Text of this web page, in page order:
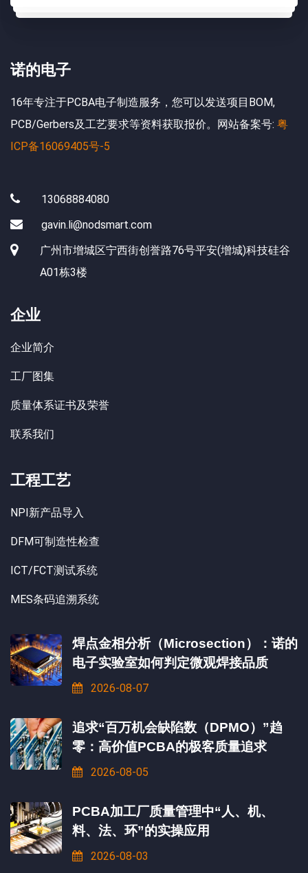
诺的电子
16年专注于PCBA电子制造服务，您可以发送项目BOM,
PCB/Gerbers及工艺要求等资料获取报价。网站备案号: 粤
ICP备16069405号-5
13068884080
gavin.li@nodsmart.com
广州市增城区宁西街创誉路76号平安(增城)科技硅谷
A01栋3楼
企业
企业简介
工厂图集
质量体系证书及荣誉
联系我们
工程工艺
NPI新产品导入
DFM可制造性检查
ICT/FCT测试系统
MES条码追溯系统
焊点金相分析（Microsection）：诺的
电子实验室如何判定微观焊接品质
2026-08-07
追求“百万机会缺陷数（DPMO）”趋
零：高价值PCBA的极客质量追求
2026-08-05
PCBA加工厂质量管理中“人、机、
料、法、环”的实操应用
2026-08-03